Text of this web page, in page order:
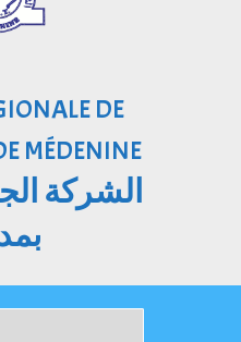
DE
MÉDENINE
الشركة